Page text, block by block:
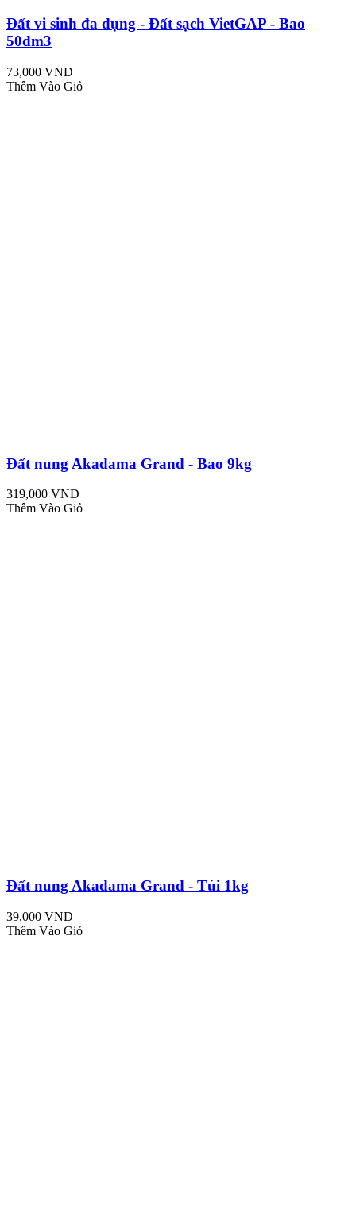
Đất vi sinh đa dụng - Đất sạch VietGAP - Bao
50dm3
73,000 VND
Thêm Vào Giỏ
Đất nung Akadama Grand - Bao 9kg
319,000 VND
Thêm Vào Giỏ
Đất nung Akadama Grand - Túi 1kg
39,000 VND
Thêm Vào Giỏ